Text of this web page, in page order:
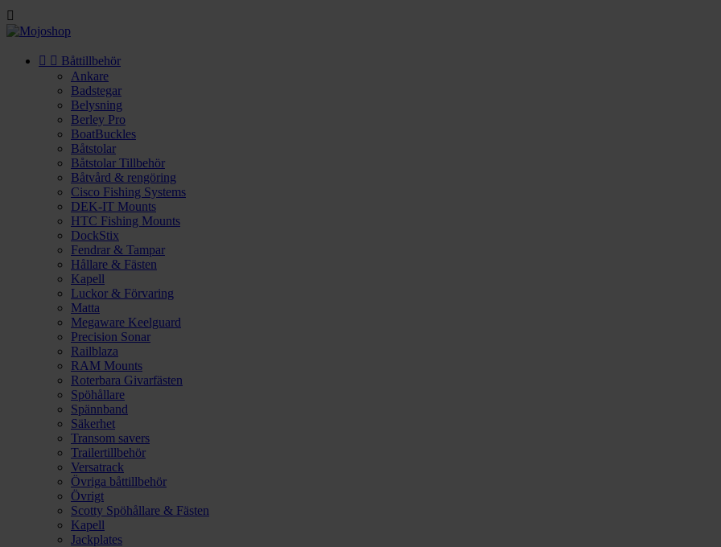

  Båttillbehör
Ankare
Badstegar
Belysning
Berley Pro
BoatBuckles
Båtstolar
Båtstolar Tillbehör
Båtvård & rengöring
Cisco Fishing Systems
DEK-IT Mounts
HTC Fishing Mounts
DockStix
Fendrar & Tampar
Hållare & Fästen
Kapell
Luckor & Förvaring
Matta
Megaware Keelguard
Precision Sonar
Railblaza
RAM Mounts
Roterbara Givarfästen
Spöhållare
Spännband
Säkerhet
Transom savers
Trailertillbehör
Versatrack
Övriga båttillbehör
Övrigt
Scotty Spöhållare & Fästen
Kapell
Jackplates